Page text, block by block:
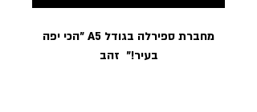
מחברת ספירלה בגודל A5 ״הכי יפה
בעיר!״ זהב